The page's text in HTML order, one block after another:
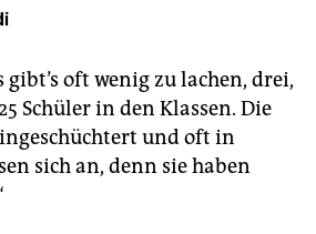
gibt’s oft wenig zu lachen, drei,
Schüler in den Klassen. Die
und oft in
sich an, denn sie haben